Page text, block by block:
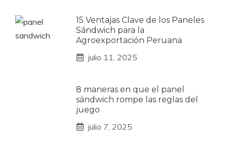
15 Ventajas Clave de los Paneles
Sándwich para la
Agroexportación Peruana
julio 11, 2025
8 maneras en que el panel
sándwich rompe las reglas del
juego
julio 7, 2025